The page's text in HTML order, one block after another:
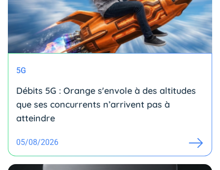
5G
Débits 5G : Orange s'envole à des altitudes
que ses concurrents n’arrivent pas à
atteindre
05/08/2026